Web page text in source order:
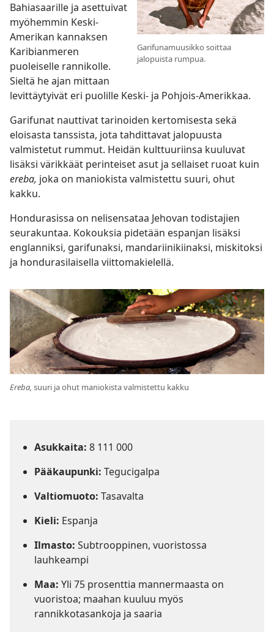
Garifunamuusikko soittaa
jalopuista rumpua.
Bahiasaarille ja asettuivat
myöhemmin Keski-
Amerikan kannaksen
Karibianmeren
puoleiselle rannikolle.
Sieltä he ajan mittaan
levittäytyivät eri puolille Keski- ja Pohjois-Amerikkaa.
Garifunat nauttivat tarinoiden kertomisesta sekä
eloisasta tanssista, jota tahdittavat jalopuusta
valmistetut rummut. Heidän kulttuuriinsa kuuluvat
lisäksi värikkäät perinteiset asut ja sellaiset ruoat kuin
ereba, joka on maniokista valmistettu suuri, ohut
kakku.
Hondurasissa on nelisensataa Jehovan todistajien
seurakuntaa. Kokouksia pidetään espanjan lisäksi
englanniksi, garifunaksi, mandariinikiinaksi, miskitoksi
ja hondurasilaisella viittomakielellä.
Ereba, suuri ja ohut maniokista valmistettu kakku
Asukkaita: 8 111 000
Pääkaupunki: Tegucigalpa
Valtiomuoto: Tasavalta
Kieli: Espanja
Ilmasto: Subtrooppinen, vuoristossa
lauhkeampi
Maa: Yli 75 prosenttia mannermaasta on
vuoristoa; maahan kuuluu myös
rannikkotasankoja ja saaria